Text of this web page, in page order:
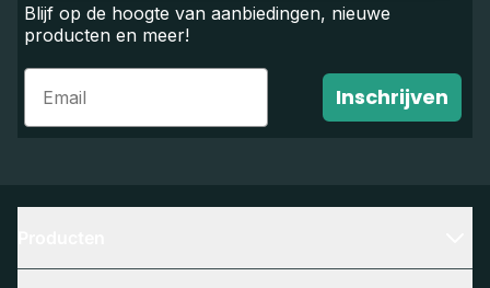
Blijf op de hoogte van aanbiedingen, nieuwe
producten en meer!
Email
Inschrijven